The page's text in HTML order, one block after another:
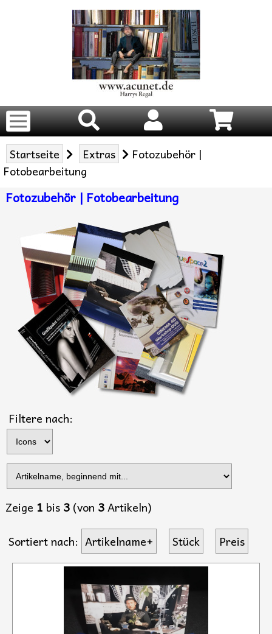
Startseite Extras
Fotozubehör |
Fotobearbeitung
Fotozubehör | Fotobearbeitung
Filtere nach:
Zeige 1 bis 3 (von 3Artikeln)
Sortiert nach: Artikelname+ Stück Preis